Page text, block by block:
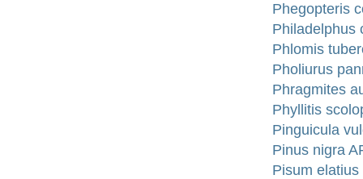
Phegopteris
Philadelphus
Phlomis
Pholiurus
Phragmites
Phyllitis
Pinguicula
Pinus nigra
Pisum